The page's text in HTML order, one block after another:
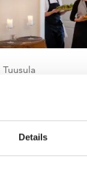
Details
Tuusula
トテーブル